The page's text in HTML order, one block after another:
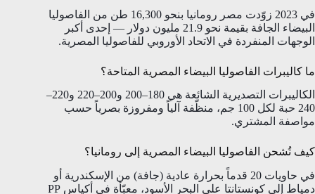
في 2023 زوّدت مصر رومانيا بنحو 16,300 طن من الفاصوليا
البيضاء الجافة بقيمة نحو 21.9 مليون دولار — إحدى أكبر
الوجهات المنفردة في الاتحاد الأوروبي للفاصوليا المصرية.
ما كاليبرات الفاصوليا البيضاء المصرية المتاحة؟
الكاليبرات التصديرية الشائعة هي 180–200 و200–220 و220–
240 حبة لكل 100 جم، منظّفة آلياً ومفروزة بصرياً حسب
مواصفة المشتري.
كيف تُشحن الفاصوليا البيضاء المصرية إلى رومانيا؟
في حاويات 20 قدماً بحرارة عادية (جافة) من الإسكندرية أو
دمياط إلى كونستانتا على البحر الأسود، معبّأة في أكياس PP